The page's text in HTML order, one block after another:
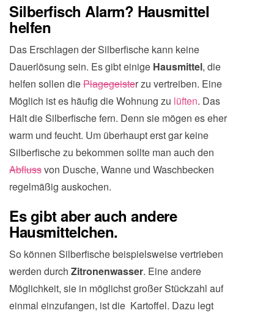
Silberfisch Alarm? Hausmittel
helfen
Das Erschlagen der Silberfische kann keine
Dauerlösung sein. Es gibt einige Hausmittel, die
helfen sollen diePlagegeister zu vertreiben. Eine
Möglich ist es häufig die Wohnung zu lüften. Das
Hält die Silberfische fern. Denn sie mögen es eher
warm und feucht. Um überhaupt erst gar keine
Silberfische zu bekommen sollte man auch den
Abflussvon Dusche, Wanne und Waschbecken
regelmäßig auskochen.
Es gibt aber auch andere
Hausmittelchen.
So können Silberfische beispielsweise vertrieben
werden durch Zitronenwasser. Eine andere
Möglichkeit, sie in möglichst großer Stückzahl auf
einmal einzufangen, ist die Kartoffel. Dazu legt